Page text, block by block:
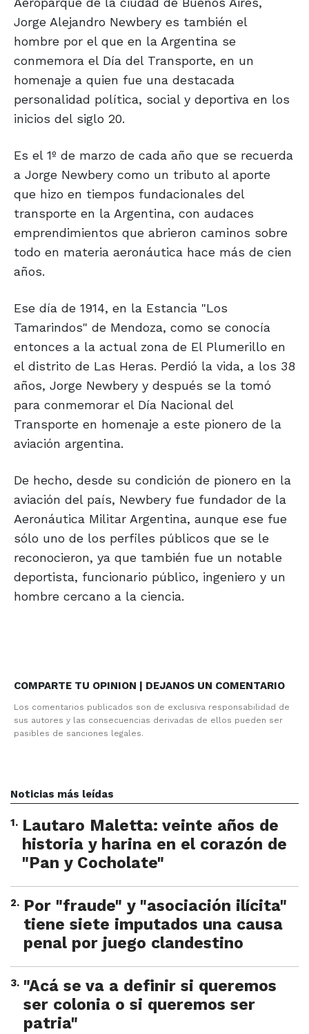
Jorge Alejandro Newbery es también el
hombre por el que en la Argentina se
conmemora el Día del Transporte, en un
homenaje a quien fue una destacada
personalidad política, social y deportiva en los
inicios del siglo 20.
Es el 1º de marzo de cada año que se recuerda
a Jorge Newbery como un tributo al aporte
que hizo en tiempos fundacionales del
transporte en la Argentina, con audaces
emprendimientos que abrieron caminos sobre
todo en materia aeronáutica hace más de cien
años.
Ese día de 1914, en la Estancia "Los
Tamarindos" de Mendoza, como se conocía
entonces a la actual zona de El Plumerillo en
el distrito de Las Heras. Perdió la vida, a los 38
años, Jorge Newbery y después se la tomó
para conmemorar el Día Nacional del
Transporte en homenaje a este pionero de la
aviación argentina.
De hecho, desde su condición de pionero en la
aviación del país, Newbery fue fundador de la
Aeronáutica Militar Argentina, aunque ese fue
sólo uno de los perfiles públicos que se le
reconocieron, ya que también fue un notable
deportista, funcionario público, ingeniero y un
hombre cercano a la ciencia.
COMPARTE TU OPINION | DEJANOS UN COMENTARIO
Los comentarios publicados son de exclusiva responsabilidad de
sus autores y las consecuencias derivadas de ellos pueden ser
pasibles de sanciones legales.
Noticias más leídas
1. Lautaro Maletta: veinte años de
historia y harina en el corazón de
"Pan y Cocholate"
2. Por "fraude" y "asociación ilícita"
tiene siete imputados una causa
penal por juego clandestino
3. "Acá se va a definir si queremos
ser colonia o si queremos ser
patria"